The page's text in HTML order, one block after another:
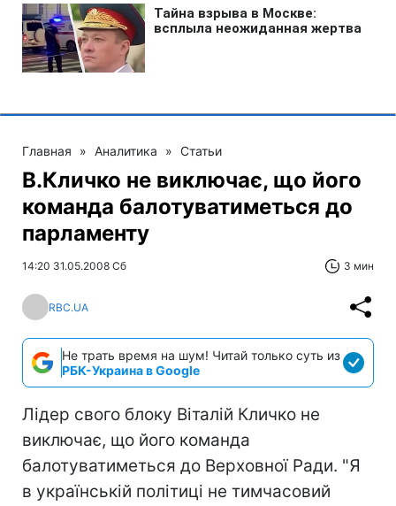
Главная » Аналитика » Статьи
В.Кличко не виключає, що його
команда балотуватиметься до
парламенту
14:20 31.05.2008 Сб 3 мин
RBC.UA
Не трать время на шум! Читай только суть из
РБК-Украина в Google
Лідер свого блоку Віталій Кличко не
виключає, що його команда
балотуватиметься до Верховної Ради. "Я
в українській політиці не тимчасовий